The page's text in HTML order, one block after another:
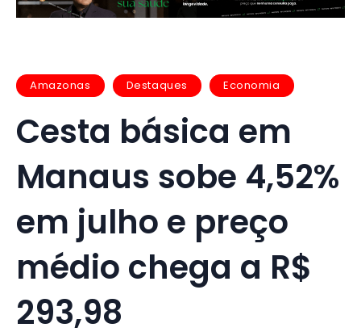
Amazonas Destaques Economia
Cesta básica em
Manaus sobe 4,52%
em julho e preço
médio chega a R$
293,98